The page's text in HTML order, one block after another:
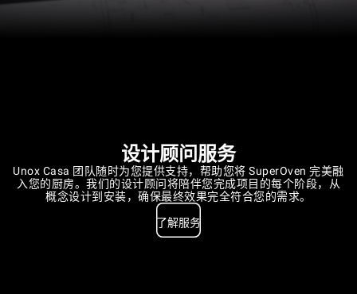
设计顾问服务
Unox Casa 团队随时为您提供支持，帮助您将 SuperOven 完美融
入您的厨房。我们的设计顾问将陪伴您完成项目的每个阶段，从
概念设计到安装，确保最终效果完全符合您的需求。
了解服务